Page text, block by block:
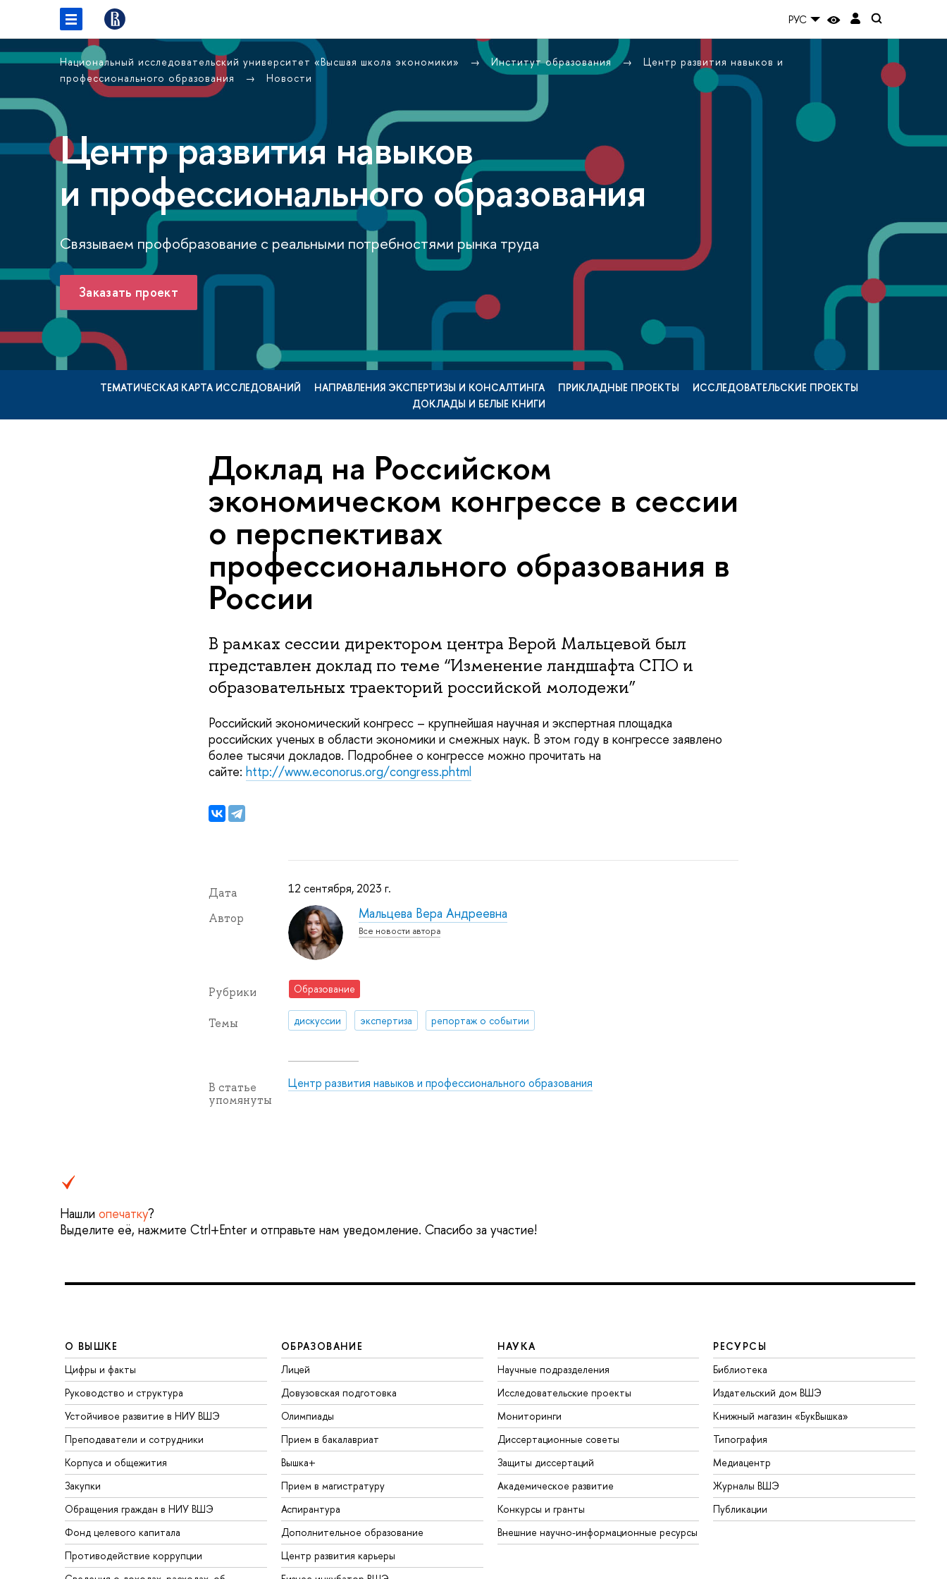
РУС
Национальный исследовательский университет «Высшая школа экономики» Институт образования
Центр развития навыков и
профессионального образования
Новости
Центр развития навыков
и профессионального образования
Связываем профобразование с реальными потребностями рынка труда
Заказать проект
ТЕМАТИЧЕСКАЯ КАРТА ИССЛЕДОВАНИЙ НАПРАВЛЕНИЯ ЭКСПЕРТИЗЫ И КОНСАЛТИНГА ПРИКЛАДНЫЕ ПРОЕКТЫ
ИССЛЕДОВАТЕЛЬСКИЕ ПРОЕКТЫ
ДОКЛАДЫ И БЕЛЫЕ КНИГИ
Доклад на Российском
экономическом конгрессе в сессии
о перспективах
профессионального образования в
России
В рамках сессии директором центра Верой Мальцевой был
представлен доклад по теме “Изменение ландшафта СПО и
образовательных траекторий российской молодежи”
Российский экономический конгресс – крупнейшая научная и экспертная площадка
российских ученых в области экономики и смежных наук. В этом году в конгрессе заявлено
более тысячи докладов. Подробнее о конгрессе можно прочитать на
сайте: http://www.econorus.org/congress.phtml
Дата 12 сентября, 2023 г.
Автор Мальцева Вера Андреевна
Все новости автора
Рубрики Образование
Темы дискуссии экспертиза репортаж о событии
В статье
упомянуты
Центр развития навыков и профессионального образования
Нашли опечатку?
Выделите её, нажмите Ctrl+Enter и отправьте нам уведомление. Спасибо за участие!
О ВЫШКЕ
Цифры и факты
Руководство и структура
Устойчивое развитие в НИУ ВШЭ
Преподаватели и сотрудники
Корпуса и общежития
Закупки
Обращения граждан в НИУ ВШЭ
Фонд целевого капитала
Противодействие коррупции
ОБРАЗОВАНИЕ
Лицей
Довузовская подготовка
Олимпиады
Прием в бакалавриат
Вышка+
Прием в магистратуру
Аспирантура
Дополнительное образование
Центр развития карьеры
НАУКА
Научные подразделения
Исследовательские проекты
Мониторинги
Диссертационные советы
Защиты диссертаций
Академическое развитие
Конкурсы и гранты
Внешние научно-информационные ресурсы
РЕСУРСЫ
Библиотека
Издательский дом ВШЭ
Книжный магазин «БукВышка»
Типография
Медиацентр
Журналы ВШЭ
Публикации